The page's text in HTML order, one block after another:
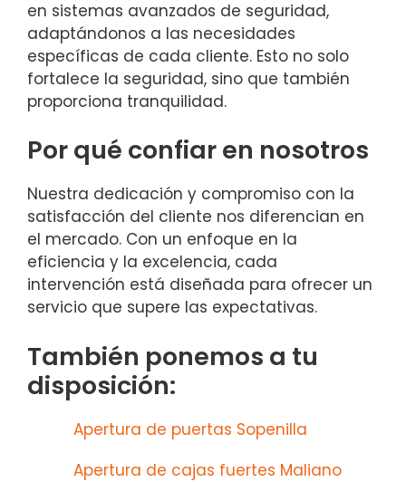
en sistemas avanzados de seguridad,
adaptándonos a las necesidades
específicas de cada cliente. Esto no solo
fortalece la seguridad, sino que también
proporciona tranquilidad.
Por qué confiar en nosotros
Nuestra dedicación y compromiso con la
satisfacción del cliente nos diferencian en
el mercado. Con un enfoque en la
eficiencia y la excelencia, cada
intervención está diseñada para ofrecer un
servicio que supere las expectativas.
También ponemos a tu
disposición:
Apertura de puertas Sopenilla
Apertura de cajas fuertes Maliano